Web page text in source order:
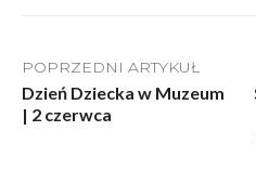
POPRZEDNI ARTYKUŁ
Dzień Dziecka w Muzeum
| 2 czerwca